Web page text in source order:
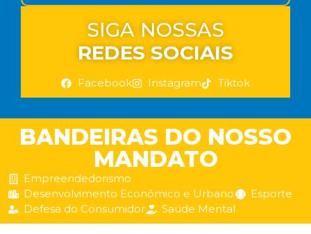
SIGA NOSSAS
REDES SOCIAIS
Facebook Instagram Tiktok
BANDEIRAS DO NOSSO
MANDATO
Empreendedorismo
Desenvolvimento Econômico e Urbano
Esporte
Defesa do Consumidor
Saúde Mental